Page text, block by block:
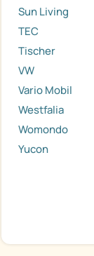
Sun Living
TEC
Tischer
VW
Vario Mobil
Westfalia
Womondo
Yucon